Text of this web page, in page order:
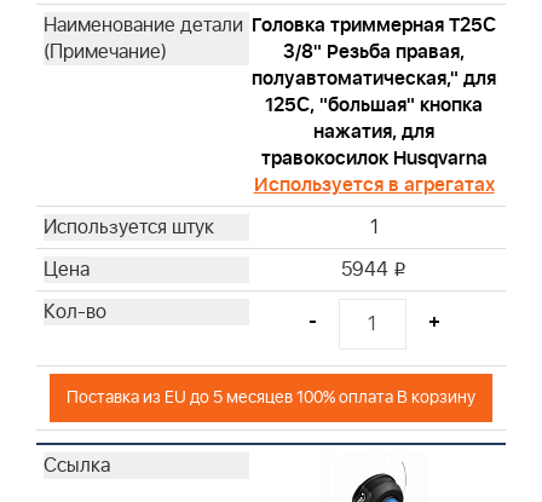
Головка триммерная T25С
3/8" Резьба правая,
полуавтоматическая," для
125С, "большая" кнопка
нажатия, для
травокосилок Husqvarna
Используется в агрегатах
1
5944 i
- +
Поставка из EU до 5 месяцев 100% оплата В корзину